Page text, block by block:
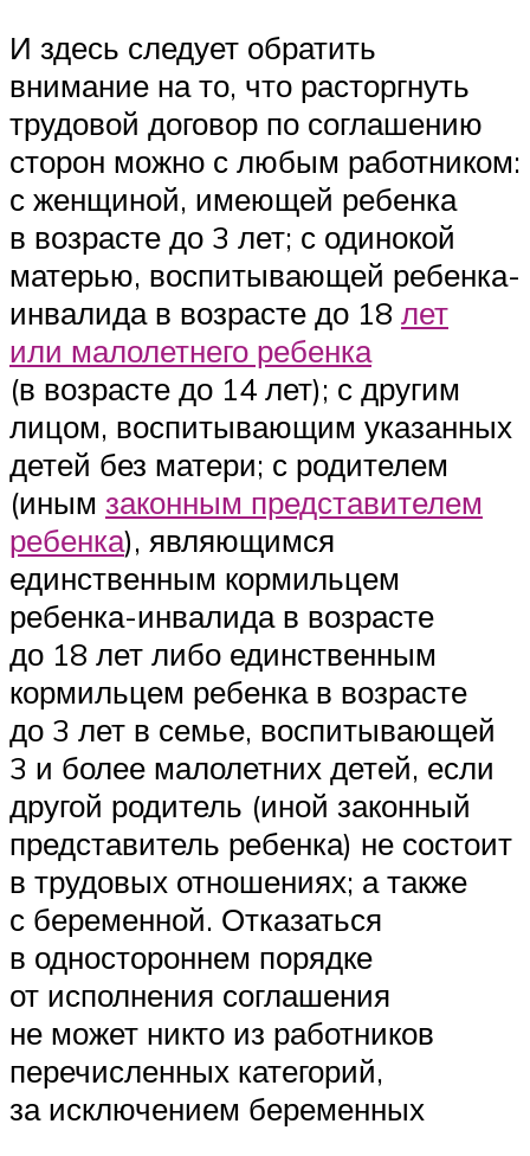
И здесь следует обратить
внимание на то, что расторгнуть
трудовой договор по соглашению
сторон можно с любым работником:
с женщиной, имеющей ребенка
в возрасте до 3 лет; с одинокой
матерью, воспитывающей ребенка-
инвалида в возрасте до 18 лет
или малолетнего ребенка
(в возрасте до 14 лет); с другим
лицом, воспитывающим указанных
детей без матери; с родителем
(иным законным представителем
ребенка), являющимся
единственным кормильцем
ребенка-инвалида в возрасте
до 18 лет либо единственным
кормильцем ребенка в возрасте
до 3 лет в семье, воспитывающей
3 и более малолетних детей, если
другой родитель (иной законный
представитель ребенка) не состоит
в трудовых отношениях; а также
с беременной. Отказаться
в одностороннем порядке
от исполнения соглашения
не может никто из работников
перечисленных категорий,
за исключением беременных